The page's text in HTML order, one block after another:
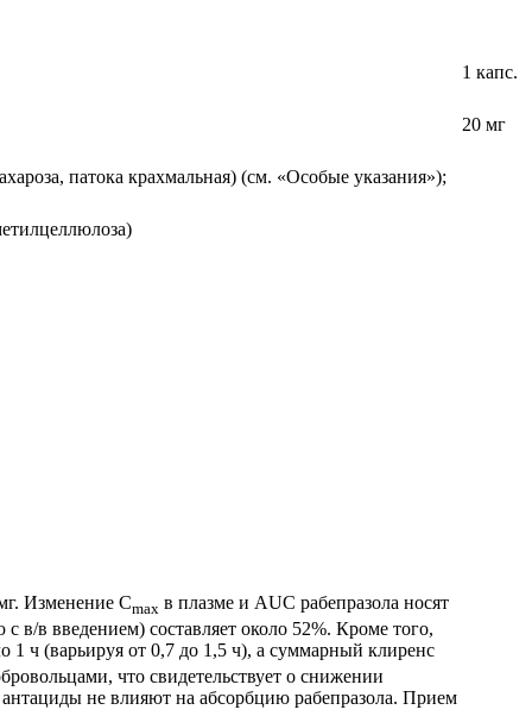
1 капс.
20 мг
патока крахмальная) (см. «Особые указания»);
Изменение Cmax в плазме и AUC рабепразола носят
в/в введением) составляет около 52%. Кроме того,
1 ч (варьируя от 0,7 до 1,5 ч), а суммарный клиренс
что свидетельствует о снижении
не влияют на абсорбцию рабепразола. Прием